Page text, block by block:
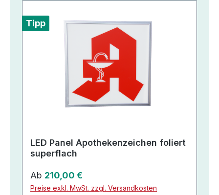
Tipp
LED Panel Apothekenzeichen foliert
superflach
Regulärer Preis:
Ab 210,00 €
Preise exkl. MwSt. zzgl. Versandkosten